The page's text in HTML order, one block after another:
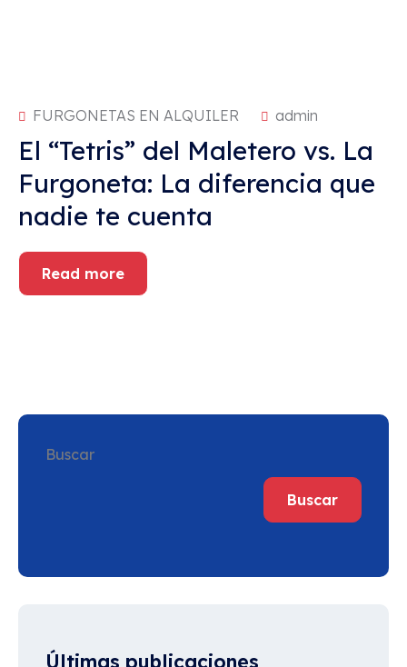
FURGONETAS EN ALQUILER admin
El “Tetris” del Maletero vs. La
Furgoneta: La diferencia que
nadie te cuenta
Read more
Buscar
Buscar
Últimas publicaciones